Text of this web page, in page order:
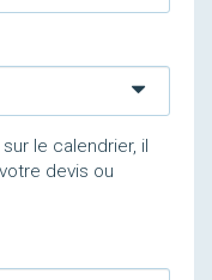
le calendrier, il
devis ou